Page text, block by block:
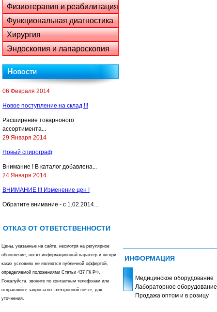
Физиотерапия и реабилитация
Функциональная диагностика
Хирургия
Эндоскопия и лапароскопия
Новости
06 Февраля 2014
Новое поступление на склад !!!
Расширение товарноного
ассортимента...
29 Января 2014
Новый спирограф
Внимание ! В каталог добавлена...
24 Января 2014
ВНИМАНИЕ !!! Изменение цен !
Обратите внимание - с 1.02.2014...
ОТКАЗ ОТ ОТВЕТСТВЕННОСТИ
Цены, указанные на сайте, несмотря на регулярное
обновление, носят информационный характер и ни при
каких условиях не являются публичной оффертой,
определяемой положениями Статьи 437 ГК РФ.
Пожалуйста, звоните по контактным телефонам или
отправляйте запросы по электронной почте, для
уточнения.
ИНФОРМАЦИЯ
Медицинское оборудование
Лабораторное оборудование
Продажа оптом и в розицу